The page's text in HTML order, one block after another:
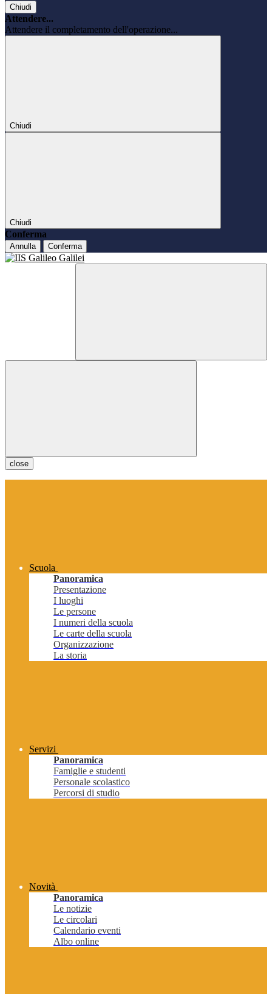
Chiudi
Attendere...
Attendere il completamento dell'operazione...
Chiudi
Chiudi
Conferma
Annulla Conferma
close
Scuola
Panoramica
Presentazione
I luoghi
Le persone
I numeri della scuola
Le carte della scuola
Organizzazione
La storia
Servizi
Panoramica
Famiglie e studenti
Personale scolastico
Percorsi di studio
Novità
Panoramica
Le notizie
Le circolari
Calendario eventi
Albo online